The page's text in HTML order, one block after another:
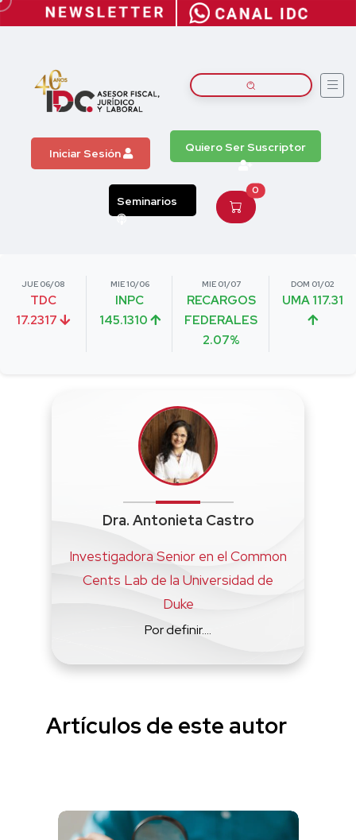
Iniciar Sesión Quiero Ser Suscriptor
Seminarios
0
JUE 06/08
TDC
17.2317
MIE 10/06
INPC
145.1310
MIE 01/07
RECARGOS
FEDERALES
2.07%
DOM 01/02
UMA 117.31
Dra. Antonieta Castro
Investigadora Senior en el Common
Cents Lab de la Universidad de
Duke
Por definir....
Artículos de este autor